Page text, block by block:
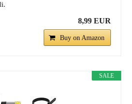
8,99 EUR
Buy on Amazon
SALE